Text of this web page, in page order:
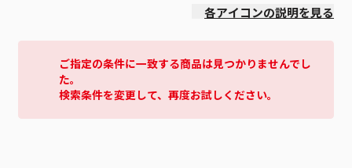
各アイコンの説明を見る
ご指定の条件に一致する商品は見つかりませんでし
た。
検索条件を変更して、再度お試しください。